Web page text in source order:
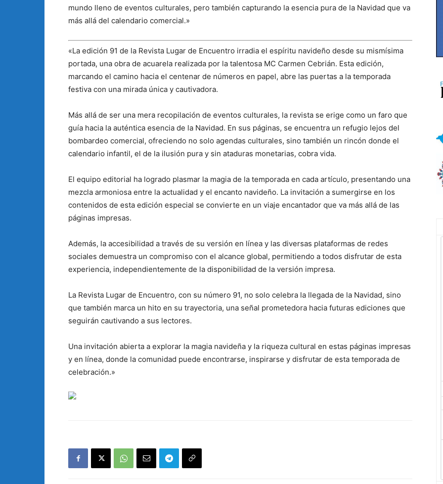
mundo lleno de eventos culturales, pero también capturando la esencia pura de la Navidad que va
más allá del calendario comercial.»
«La edición 91 de la Revista Lugar de Encuentro irradia el espíritu navideño desde su mismísima
portada, una obra de acuarela realizada por la talentosa MC Carmen Cebrián. Esta edición,
marcando el camino hacia el centenar de números en papel, abre las puertas a la temporada
festiva con una mirada única y cautivadora.
Más allá de ser una mera recopilación de eventos culturales, la revista se erige como un faro que
guía hacia la auténtica esencia de la Navidad. En sus páginas, se encuentra un refugio lejos del
bombardeo comercial, ofreciendo no solo agendas culturales, sino también un rincón donde el
calendario infantil, el de la ilusión pura y sin ataduras monetarias, cobra vida.
El equipo editorial ha logrado plasmar la magia de la temporada en cada artículo, presentando una
mezcla armoniosa entre la actualidad y el encanto navideño. La invitación a sumergirse en los
contenidos de esta edición especial se convierte en un viaje encantador que va más allá de las
páginas impresas.
Además, la accesibilidad a través de su versión en línea y las diversas plataformas de redes
sociales demuestra un compromiso con el alcance global, permitiendo a todos disfrutar de esta
experiencia, independientemente de la disponibilidad de la versión impresa.
La Revista Lugar de Encuentro, con su número 91, no solo celebra la llegada de la Navidad, sino
que también marca un hito en su trayectoria, una señal prometedora hacia futuras ediciones que
seguirán cautivando a sus lectores.
Una invitación abierta a explorar la magia navideña y la riqueza cultural en estas páginas impresas
y en línea, donde la comunidad puede encontrarse, inspirarse y disfrutar de esta temporada de
celebración.»